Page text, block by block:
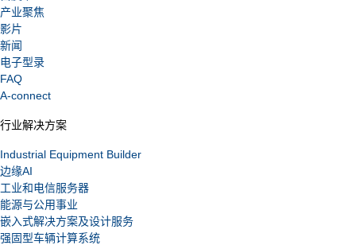
产业聚焦
影片
新闻
电子型录
FAQ
A-connect
行业解决方案
Industrial Equipment Builder
边缘AI
工业和电信服务器
能源与公用事业
嵌入式解决方案及设计服务
强固型车辆计算系统